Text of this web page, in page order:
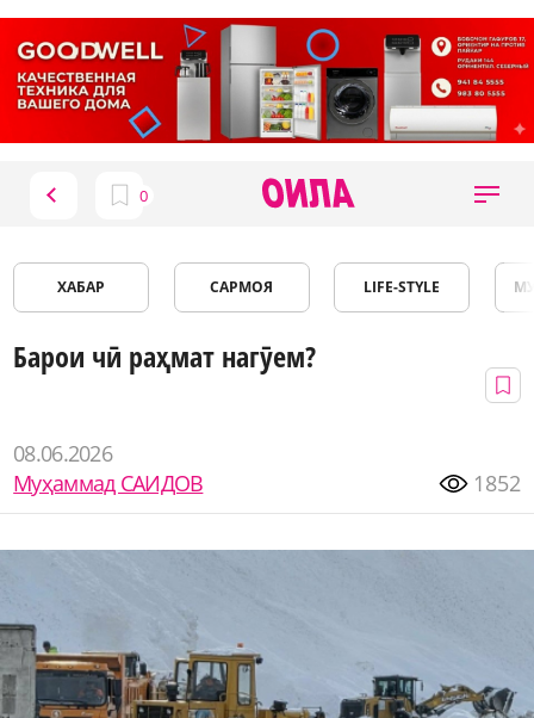
ХАБАР САРМОЯ LIFE-STYLE
Барои чӣ раҳмат нагӯем?
08.06.2026
Муҳаммад САИДОВ
1852